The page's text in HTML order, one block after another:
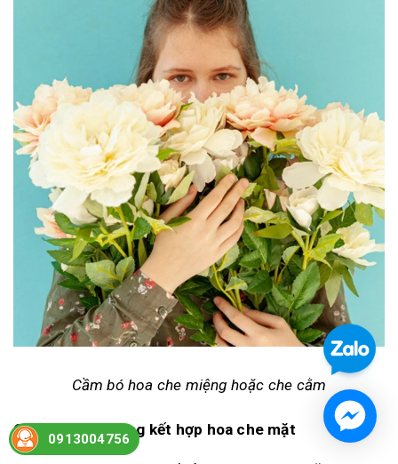
Cầm bó hoa che miệng hoặc che cằm
Chụp góc nghiêng kết hợp hoa che mặt
0913004756